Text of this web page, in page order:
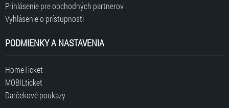
Prihlásenie pre obchodných partnerov
Vyhlásenie o prístupnosti
PODMIENKY A NASTAVENIA
HomeTicket
MOBILticket
Darčekové poukazy